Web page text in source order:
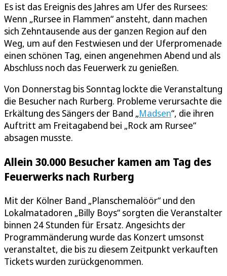
Es ist das Ereignis des Jahres am Ufer des Rursees:
Wenn „Rursee in Flammen“ ansteht, dann machen
sich Zehntausende aus der ganzen Region auf den
Weg, um auf den Festwiesen und der Uferpromenade
einen schönen Tag, einen angenehmen Abend und als
Abschluss noch das Feuerwerk zu genießen.
Von Donnerstag bis Sonntag lockte die Veranstaltung
die Besucher nach Rurberg. Probleme verursachte die
Erkältung des Sängers der Band „Madsen“, die ihren
Auftritt am Freitagabend bei „Rock am Rursee“
absagen musste.
Allein 30.000 Besucher kamen am Tag des
Feuerwerks nach Rurberg
Mit der Kölner Band „Planschemalöör“ und den
Lokalmatadoren „Billy Boys“ sorgten die Veranstalter
binnen 24 Stunden für Ersatz. Angesichts der
Programmänderung wurde das Konzert umsonst
veranstaltet, die bis zu diesem Zeitpunkt verkauften
Tickets wurden zurückgenommen.